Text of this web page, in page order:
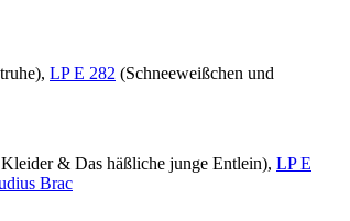
LP E 282 (Schneeweißchen und
& Das häßliche junge Entlein), LP E
Brac